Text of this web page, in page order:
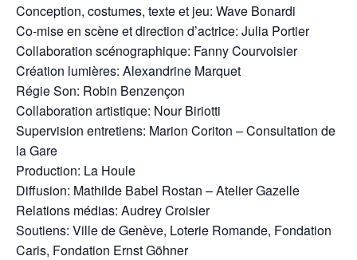
Conception, costumes, texte et jeu: Wave Bonardi
Co-mise en scène et direction d’actrice: Julia Portier
Collaboration scénographique: Fanny Courvoisier
Création lumières: Alexandrine Marquet
Régie Son: Robin Benzençon
Collaboration artistique: Nour Biriotti
Supervision entretiens: Marion Coriton – Consultation de
la Gare
Production: La Houle
Diffusion: Mathilde Babel Rostan – Atelier Gazelle
Relations médias: Audrey Croisier
Soutiens: Ville de Genève, Loterie Romande, Fondation
Caris, Fondation Ernst Göhner